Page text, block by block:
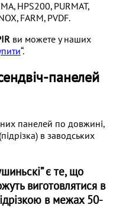
HPS200, PURMAT,
FARM, PVDF.
ви можете у наших
“.
панелей
панелей по довжині,
в заводських
є те, що
виготовлятися в
в межах 50-